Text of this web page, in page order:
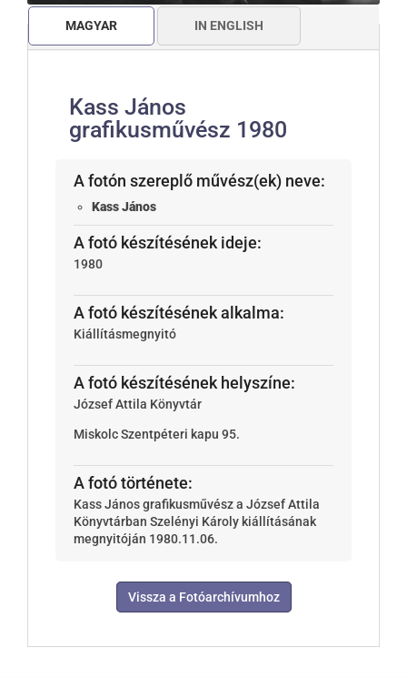
MAGYAR IN ENGLISH
Kass János
grafikusművész 1980
A fotón szereplő művész(ek) neve:
Kass János
A fotó készítésének ideje:
1980
A fotó készítésének alkalma:
Kiállításmegnyitó
A fotó készítésének helyszíne:
József Attila Könyvtár
Miskolc Szentpéteri kapu 95.
A fotó története:
Kass János grafikusművész a József Attila
Könyvtárban Szelényi Károly kiállításának
megnyitóján 1980.11.06.
Vissza a Fotóarchívumhoz